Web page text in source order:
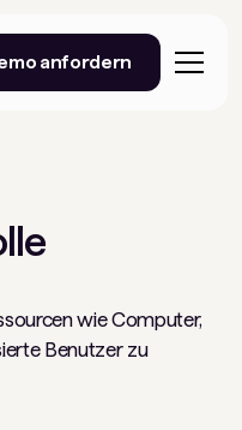
anfordern
wie Computer,
Benutzer zu